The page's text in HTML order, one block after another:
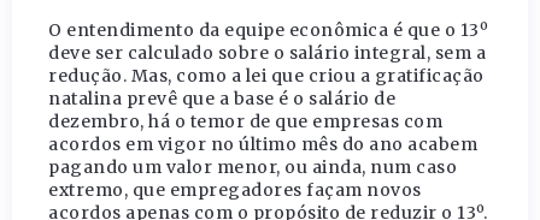
O entendimento da equipe econômica é que o 13º
deve ser calculado sobre o salário integral, sem a
redução. Mas, como a lei que criou a gratificação
natalina prevê que a base é o salário de
dezembro, há o temor de que empresas com
acordos em vigor no último mês do ano acabem
pagando um valor menor, ou ainda, num caso
extremo, que empregadores façam novos
acordos apenas com o propósito de reduzir o 13º.